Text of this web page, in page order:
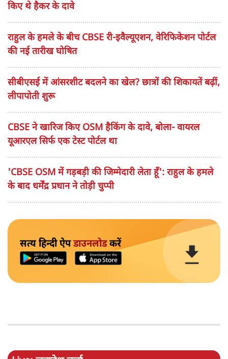
किए थे हैकर के दावे
राहुल के हमले के बीच CBSE री-इवैल्यूएशन, वेरिफिकेशन पोर्टल
की नई तारीख घोषित
सीबीएसई में आंसरशीट बदलने का खेल? छात्रों की शिकायतें बढ़ीं,
लीपापोती शुरू
CBSE ने खारिज किए OSM हैकिंग के दावे, बोला- वायरल
यूआरएल सिर्फ एक टेस्ट पोर्टल था
'CBSE OSM में गड़बड़ी की जिम्मेदारी लेता हूँ': राहुल के हमले
के बाद धर्मेंद्र प्रधान ने तोड़ी चुप्पी
सत्य हिन्दी ऐपडाउनलोडकरें